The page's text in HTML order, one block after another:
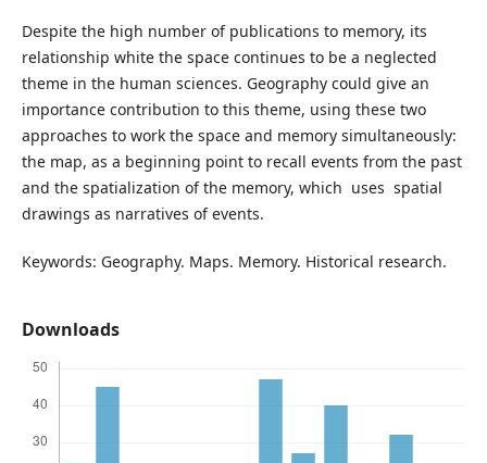
Despite the high number of publications to memory, its
relationship white the space continues to be a neglected
theme in the human sciences. Geography could give an
importance contribution to this theme, using these two
approaches to work the space and memory simultaneously:
the map, as a beginning point to recall events from the past
and the spatialization of the memory, which uses spatial
drawings as narratives of events.
Keywords: Geography. Maps. Memory. Historical research.
Downloads